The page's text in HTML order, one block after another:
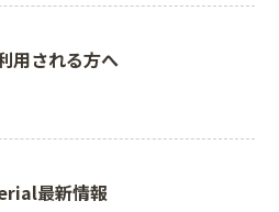
用される方へ
最新情報